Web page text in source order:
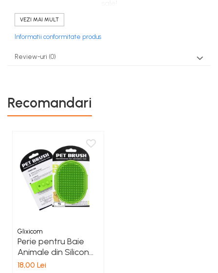
Bidonul este confectionat in totalitate din PVC, usor
transparent si astfel veti sti tot timpul daca este
necesar sa o reumpleti!
Bidonul este insotit de un castron cu ajutorul careia
Pentru a putea dispersa apa in interiorul castronului
pentru adapare, este necesar doar sa ridicati sticla
la nevoie, nu exista pericolul ca apa sa curga fara
voia dumneavoastra!
VEZI MAI MULT
Informatii conformitate produs
Review-uri (0)
Recomandari
Glixicom
Perie pentru Baie
Animale din Silicon
cu prindere Tip
18,00 Lei